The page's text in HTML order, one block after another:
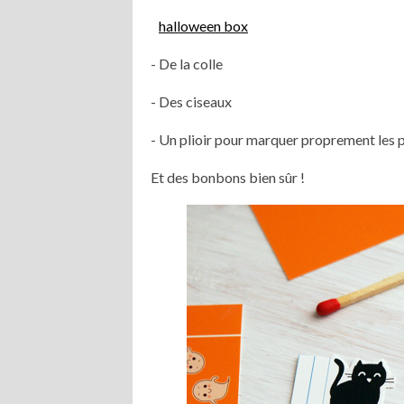
halloween box
- De la colle
- Des ciseaux
- Un plioir pour marquer proprement les
Et des bonbons bien sûr !